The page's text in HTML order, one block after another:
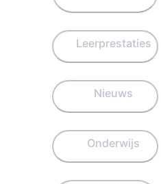
Leerprestaties
Nieuws
Onderwijs